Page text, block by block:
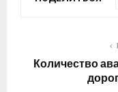
Количество